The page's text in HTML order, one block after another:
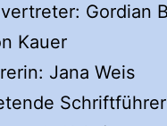
Gordian
Kauer
Jana Weis